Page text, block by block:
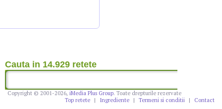
Cauta in 14.929 retete
Copyright © 2001-2026, iMedia Plus Group. Toate drepturile rezervate
Top retete
| Ingrediente | Termeni si conditii | Contact